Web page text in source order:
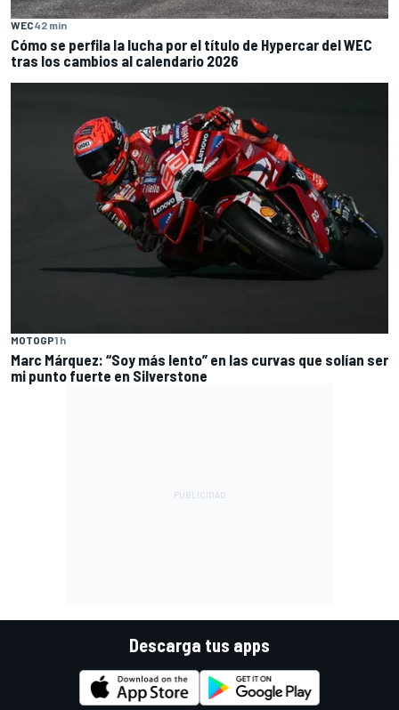
WEC42 min
Cómo se perfila la lucha por el título de Hypercar del WEC
tras los cambios al calendario 2026
MOTOGP1 h
Marc Márquez: “Soy más lento” en las curvas que solían ser
mi punto fuerte en Silverstone
Descarga tus apps